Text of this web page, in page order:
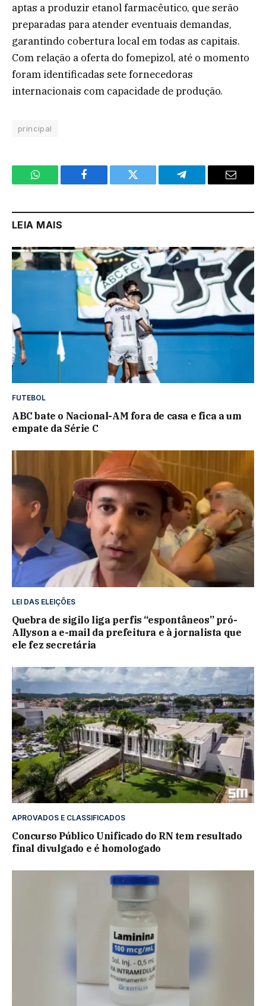
aptas a produzir etanol farmacêutico, que serão
preparadas para atender eventuais demandas,
garantindo cobertura local em todas as capitais.
Com relação a oferta do fomepizol, até o momento
foram identificadas sete fornecedoras
internacionais com capacidade de produção.
principal
WhatsApp Facebook Twitter Telegram Email
LEIA MAIS
FUTEBOL
ABC bate o Nacional-AM fora de casa e fica a um
empate da Série C
LEI DAS ELEIÇÕES
Quebra de sigilo liga perfis “espontâneos” pró-
Allyson a e-mail da prefeitura e à jornalista que
ele fez secretária
APROVADOS E CLASSIFICADOS
Concurso Público Unificado do RN tem resultado
final divulgado e é homologado